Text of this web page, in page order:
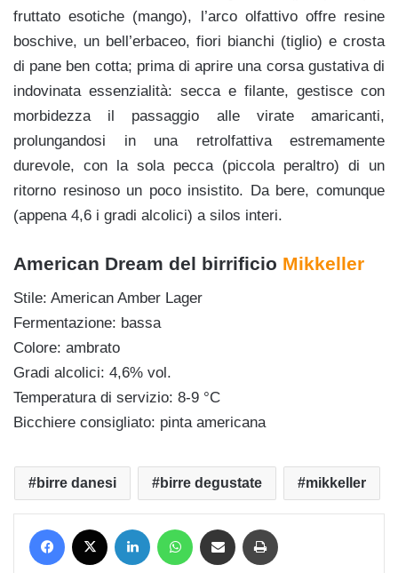
fruttato esotiche (mango), l’arco olfattivo offre resine
boschive, un bell’erbaceo, fiori bianchi (tiglio) e crosta
di pane ben cotta; prima di aprire una corsa gustativa di
indovinata essenzialità: secca e filante, gestisce con
morbidezza il passaggio alle virate amaricanti,
prolungandosi in una retrolfattiva estremamente
durevole, con la sola pecca (piccola peraltro) di un
ritorno resinoso un poco insistito. Da bere, comunque
(appena 4,6 i gradi alcolici) a silos interi.
American Dream del birrificio Mikkeller
Stile: American Amber Lager
Fermentazione: bassa
Colore: ambrato
Gradi alcolici: 4,6% vol.
Temperatura di servizio: 8-9 °C
Bicchiere consigliato: pinta americana
birre danesi birre degustate mikkeller
Facebook LinkedIn WhatsApp Condividi via mail